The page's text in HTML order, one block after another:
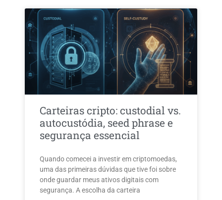
Carteiras cripto: custodial vs.
autocustódia, seed phrase e
segurança essencial
Quando comecei a investir em criptomoedas,
uma das primeiras dúvidas que tive foi sobre
onde guardar meus ativos digitais com
segurança. A escolha da carteira